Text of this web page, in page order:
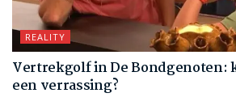
REALITY
Vertrekgolf in De Bondgenoten:
een verrassing?